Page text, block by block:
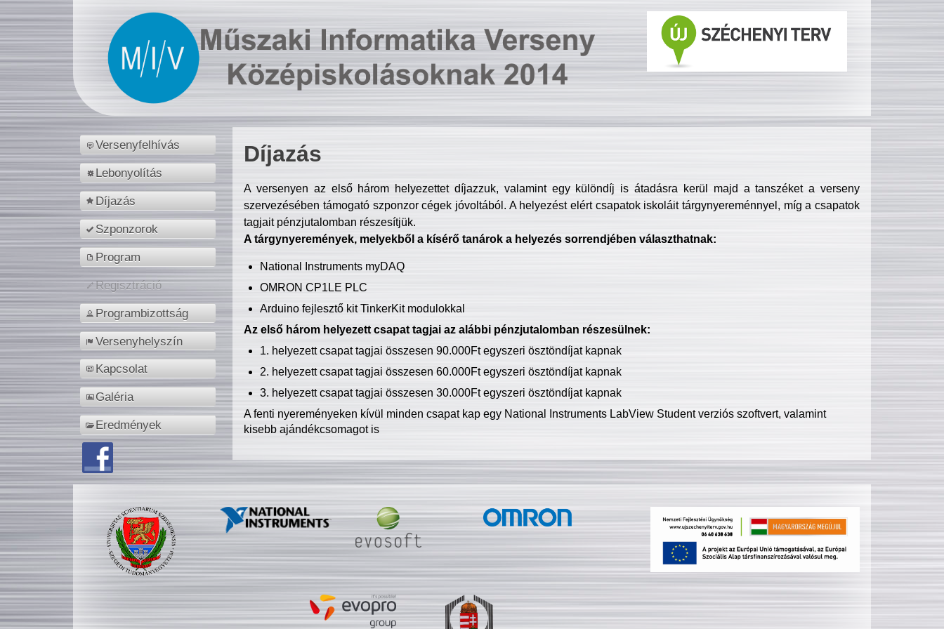
Versenyfelhívás
Lebonyolítás
Díjazás
Szponzorok
Program
Regisztráció
Programbizottság
Versenyhelyszín
Kapcsolat
Galéria
Eredmények
Díjazás
A versenyen az első három helyezettet díjazzuk, valamint egy különdíj is átadásra kerül majd a tanszéket a verseny
szervezésében támogató szponzor cégek jóvoltából. A helyezést elért csapatok iskoláit tárgynyereménnyel, míg a csapatok
tagjait pénzjutalomban részesítjük.
A tárgynyeremények, melyekből a kísérő tanárok a helyezés sorrendjében választhatnak:
National Instruments myDAQ
OMRON CP1LE PLC
Arduino fejlesztő kit TinkerKit modulokkal
Az első három helyezett csapat tagjai az alábbi pénzjutalomban részesülnek:
1. helyezett csapat tagjai összesen 90.000Ft egyszeri ösztöndíjat kapnak
2. helyezett csapat tagjai összesen 60.000Ft egyszeri ösztöndíjat kapnak
3. helyezett csapat tagjai összesen 30.000Ft egyszeri ösztöndíjat kapnak
A fenti nyereményeken kívül minden csapat kap egy National Instruments LabView Student verziós szoftvert, valamint
kisebb ajándékcsomagot is